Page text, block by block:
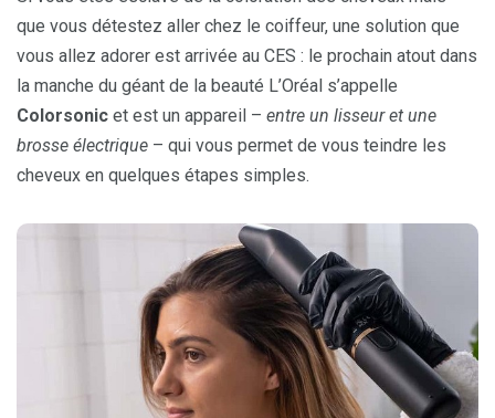
que vous détestez aller chez le coiffeur, une solution que
vous allez adorer est arrivée au CES : le prochain atout dans
la manche du géant de la beauté L’Oréal s’appelle
Colorsonic et est un appareil – entre un lisseur et une
brosse électrique – qui vous permet de vous teindre les
cheveux en quelques étapes simples.